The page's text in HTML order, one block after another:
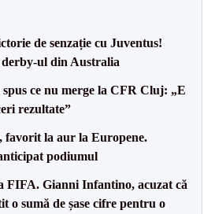
de senzație cu Juventus!
ul din Australia
spus ce nu merge la CFR Cluj: „E
rezultate”
favorit la aur la Europene.
podiumul
FIFA. Gianni Infantino, acuzat că
o sumă de șase cifre pentru o